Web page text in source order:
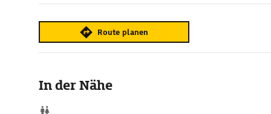
Route planen
In der Nähe